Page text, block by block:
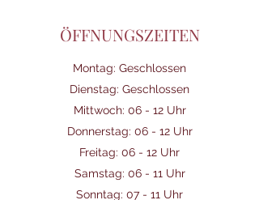
ÖFFNUNGSZEITEN
Montag: Geschlossen
Dienstag: Geschlossen
Mittwoch: 06 - 12 Uhr
Donnerstag: 06 - 12 Uhr
Freitag: 06 - 12 Uhr
Samstag: 06 - 11 Uhr
Sonntag: 07 - 11 Uhr